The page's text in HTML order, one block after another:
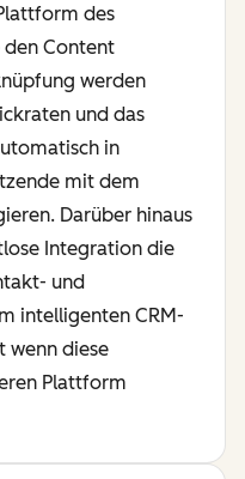
des
den Content
werden
und das
in
mit dem
Darüber hinaus
Integration die
und
intelligenten CRM-
wenn diese
Plattform